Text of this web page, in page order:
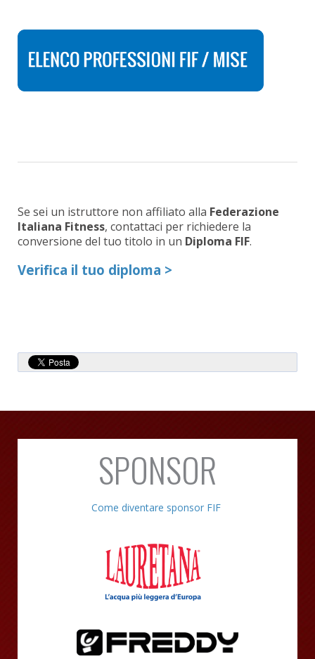
Se sei un istruttore non affiliato alla Federazione
Italiana Fitness, contattaci per richiedere la
conversione del tuo titolo in un Diploma FIF.
Verifica il tuo diploma >
SPONSOR
Come diventare sponsor FIF